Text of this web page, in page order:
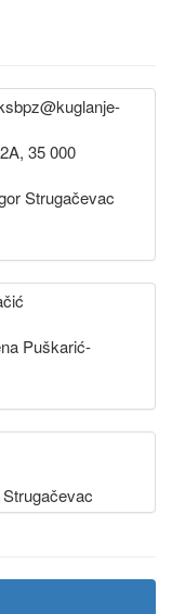
35 000
Strugačevac
Puškarić-